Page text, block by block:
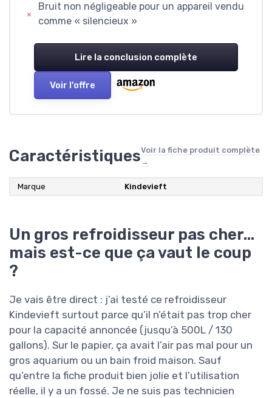
Bruit non négligeable pour un appareil vendu
comme « silencieux »
Lire la conclusion complète
Voir l'offre
CaractéristiquesVoir la fiche produit complète
→
Marque ‎Kindevieft
Un gros refroidisseur pas cher…
mais est-ce que ça vaut le coup
?
Je vais être direct : j’ai testé ce refroidisseur
Kindevieft surtout parce qu’il n’était pas trop cher
pour la capacité annoncée (jusqu’à 500L / 130
gallons). Sur le papier, ça avait l’air pas mal pour un
gros aquarium ou un bain froid maison. Sauf
qu’entre la fiche produit bien jolie et l’utilisation
réelle, il y a un fossé. Je ne suis pas technicien